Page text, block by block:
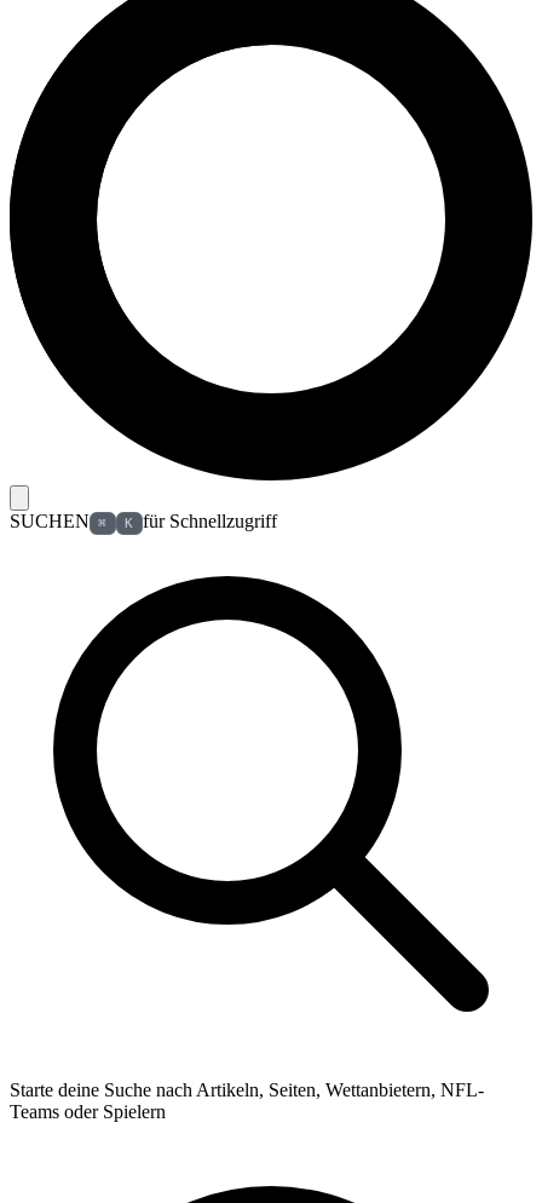
Strafen & Fouls
Schiedsrichter
Football Lexikon
SUCHEN ⌘ K für Schnellzugriff
Starte deine Suche nach Artikeln, Seiten, Wettanbietern, NFL-
Teams oder Spielern